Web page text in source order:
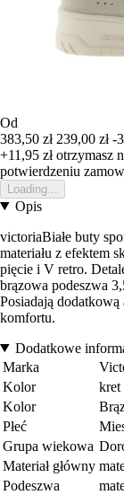
Od
383,50 zł 239,00 zł -
+11,95 złotrzymasz
potwierdzeniu
Loading...
Opis
victoriaBiałe buty
materiału z efektem
pięcie i V retro.
brązowa podeszwa
Posiadają
komfortu.
Dodatkowe
Marka
Kolor
kret
Kolor
Płeć
Grupa wiekowa
Materiał główny
Podeszwa